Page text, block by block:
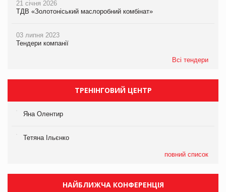
21 січня 2026
ТДВ «Золотоніський маслоробний комбінат»
03 липня 2023
Тендери компанії
Всі тендери
ТРЕНІНГОВИЙ ЦЕНТР
Яна Олентир
Тетяна Ільєнко
повний список
НАЙБЛИЖЧА КОНФЕРЕНЦІЯ